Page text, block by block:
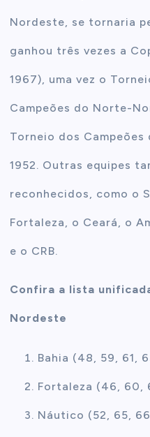
Nordeste, se tornaria
ganhou três vezes a
1967), uma vez o
Campeões do Norte-
Torneio dos
1952. Outras equipes
reconhecidos, como o
Fortaleza, o Ceará, o
e o CRB.
Confira a lista
Nordeste
Bahia (48, 59, 61,
Fortaleza (46, 60,
Náutico (52, 65,